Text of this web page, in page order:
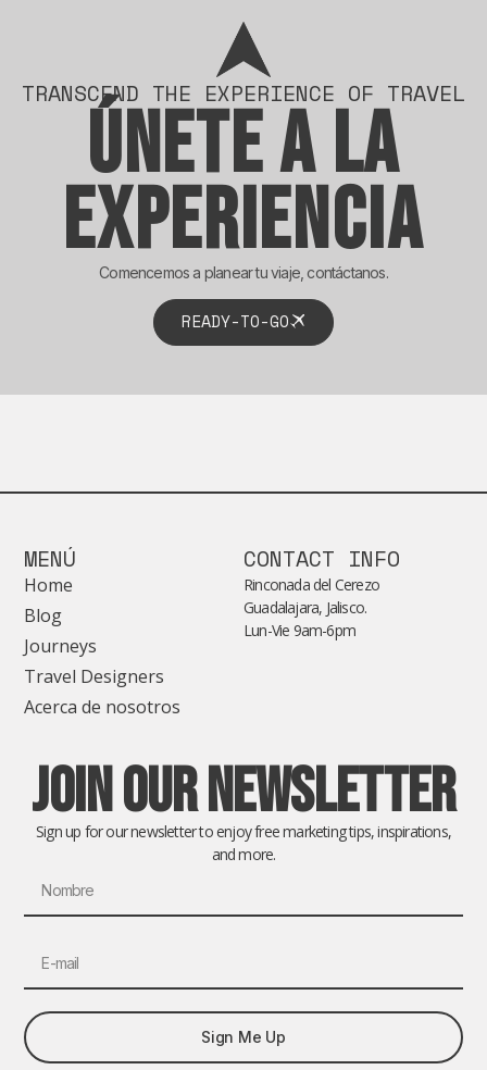
TRANSCEND THE EXPERIENCE OF TRAVEL
Únete a la
experiencia
Comencemos a planear tu viaje, contáctanos.
READY-TO-GO
MENÚ
Home
Blog
Journeys
Travel Designers
Acerca de nosotros
CONTACT INFO
Rinconada del Cerezo
Guadalajara, Jalisco.
Lun-Vie 9am-6pm
join our Newsletter
Sign up for our newsletter to enjoy free marketing tips, inspirations,
and more.
Sign Me Up